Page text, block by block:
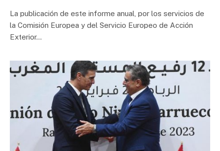
La publicación de este informe anual, por los servicios de
la Comisión Europea y del Servicio Europeo de Acción
Exterior…